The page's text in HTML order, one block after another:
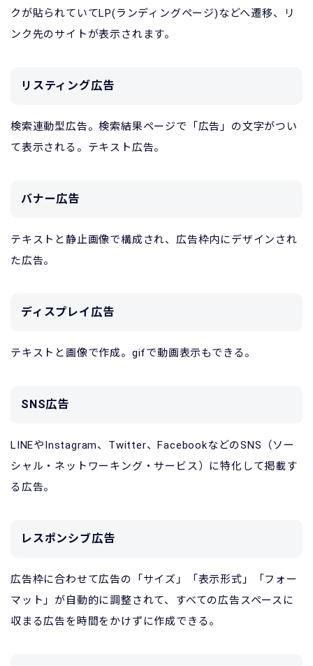
クが貼られていてLP(ランディングページ)などへ遷移、リ
ンク先のサイトが表示されます。
リスティング広告
検索連動型広告。検索結果ページで「広告」の文字がつい
て表示される。テキスト広告。
バナー広告
テキストと静止画像で構成され、広告枠内にデザインされ
た広告。
ディスプレイ広告
テキストと画像で作成。gifで動画表示もできる。
SNS広告
LINEやInstagram、Twitter、FacebookなどのSNS（ソー
シャル・ネットワーキング・サービス）に特化して掲載す
る広告。
レスポンシブ広告
広告枠に合わせて広告の「サイズ」「表示形式」「フォー
マット」が自動的に調整されて、すべての広告スペースに
収まる広告を時間をかけずに作成できる。